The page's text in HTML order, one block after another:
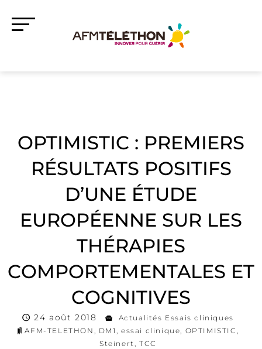
OPTIMISTIC : PREMIERS
RÉSULTATS POSITIFS
D’UNE ÉTUDE
EUROPÉENNE SUR LES
THÉRAPIES
COMPORTEMENTALES ET
COGNITIVES
24 août 2018
Actualités Essais cliniques
AFM-TELETHON , DM1 , essai clinique, OPTIMISTIC ,
Steinert,TCC